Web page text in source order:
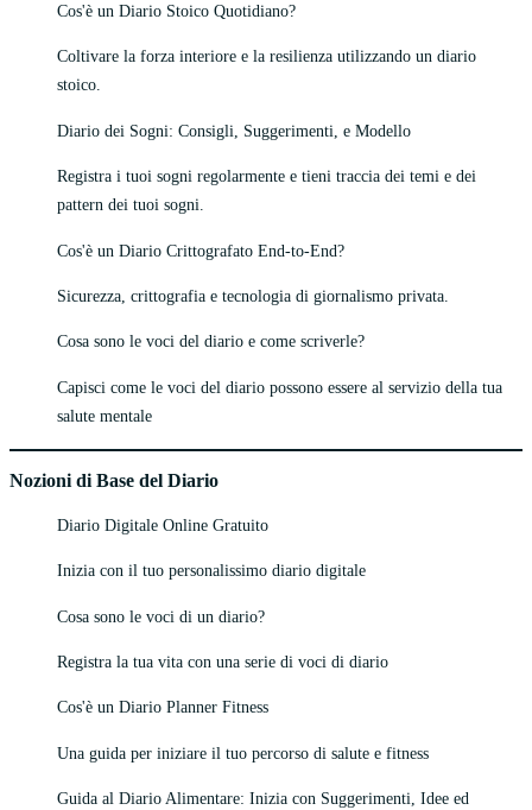
Cos'è un Diario Stoico Quotidiano?
Coltivare la forza interiore e la resilienza utilizzando un diario
stoico.
Diario dei Sogni: Consigli, Suggerimenti, e Modello
Registra i tuoi sogni regolarmente e tieni traccia dei temi e dei
pattern dei tuoi sogni.
Cos'è un Diario Crittografato End-to-End?
Sicurezza, crittografia e tecnologia di giornalismo privata.
Cosa sono le voci del diario e come scriverle?
Capisci come le voci del diario possono essere al servizio della tua
salute mentale
Nozioni di Base del Diario
Diario Digitale Online Gratuito
Inizia con il tuo personalissimo diario digitale
Cosa sono le voci di un diario?
Registra la tua vita con una serie di voci di diario
Cos'è un Diario Planner Fitness
Una guida per iniziare il tuo percorso di salute e fitness
Guida al Diario Alimentare: Inizia con Suggerimenti, Idee ed